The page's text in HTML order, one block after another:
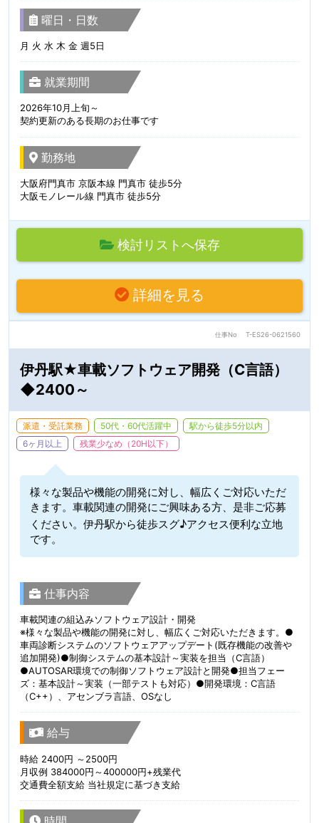
曜日・日数
月 火 水 木 金 週5日
就業期間
2026年10月上旬～
契約更新のある長期のお仕事です
勤務地
大阪府門真市 京阪本線 門真市 徒歩5分
大阪モノレール線 門真市 徒歩5分
検討リストへ保存
詳細を見る
仕事No T-ES26-0621560
伊丹駅★車載ソフトウェア開発（C言語）
◆2400～
派遣・受託業務 50代・60代活躍中
駅から徒歩5分以内
6ヶ月以上
残業少なめ（20H以下）
様々な製品や機能の開発に対し、幅広くご対応いただ
きます。車載関連の開発にご興味ある方、是非ご応募
ください。伊丹駅から徒歩スグ♪アクセス便利な立地
です。
仕事内容
車載関連の組込みソフトウェア設計・開発
※様々な製品や機能の開発に対し、幅広くご対応いただきます。●
車両診断システムのソフトウェアアップデート(既存機能の改善や
追加開発)●制御システムの基本設計～実装を担当（C言語）
●AUTOSAR環境での制御ソフトウェア設計と開発●担当フェー
ズ：基本設計～実装（一部テストも対応）●開発環境：C言語
（C++）、アセンブラ言語、OSなし
給与
時給 2400円 ～2500円
月収例 384000円～400000円+残業代
交通費全額支給 当社規定に基づき支給